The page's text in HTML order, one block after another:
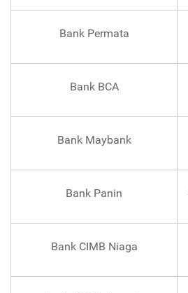
Bank Permata
Bank BCA
Bank Maybank
Bank Panin
Bank CIMB Niaga